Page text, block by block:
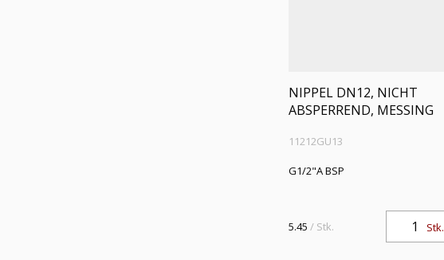
NIPPEL DN12, NICHT
ABSPERREND, MESSING
11212GU13
G1/2"A BSP
Stk.
5.45 / Stk.